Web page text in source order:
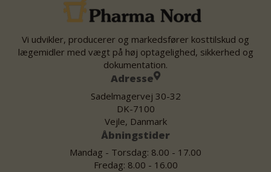
Vi udvikler, producerer og markedsfører kosttilskud og
lægemidler med vægt på høj optagelighed, sikkerhed og
dokumentation.
Adresse
Sadelmagervej 30-32
DK-7100
Vejle, Danmark
Åbningstider
Mandag - Torsdag: 8.00 - 17.00
Fredag: 8.00 - 16.00